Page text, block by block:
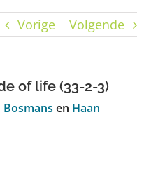
Vorige Volgende
of life (33-2-3)
Bosmans en Haan